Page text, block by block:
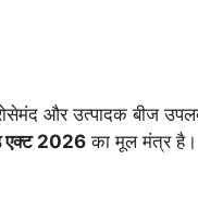
और उत्पादक बीज
एक्ट 2026 का मूल मंत्र है।